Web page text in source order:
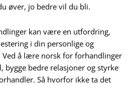
øver, jo bedre vil du bli.
kan være en utfordring,
i din personlige og
å lære norsk for forhandlinger
bygge bedre relasjoner og styrke
Så hvorfor ikke ta det